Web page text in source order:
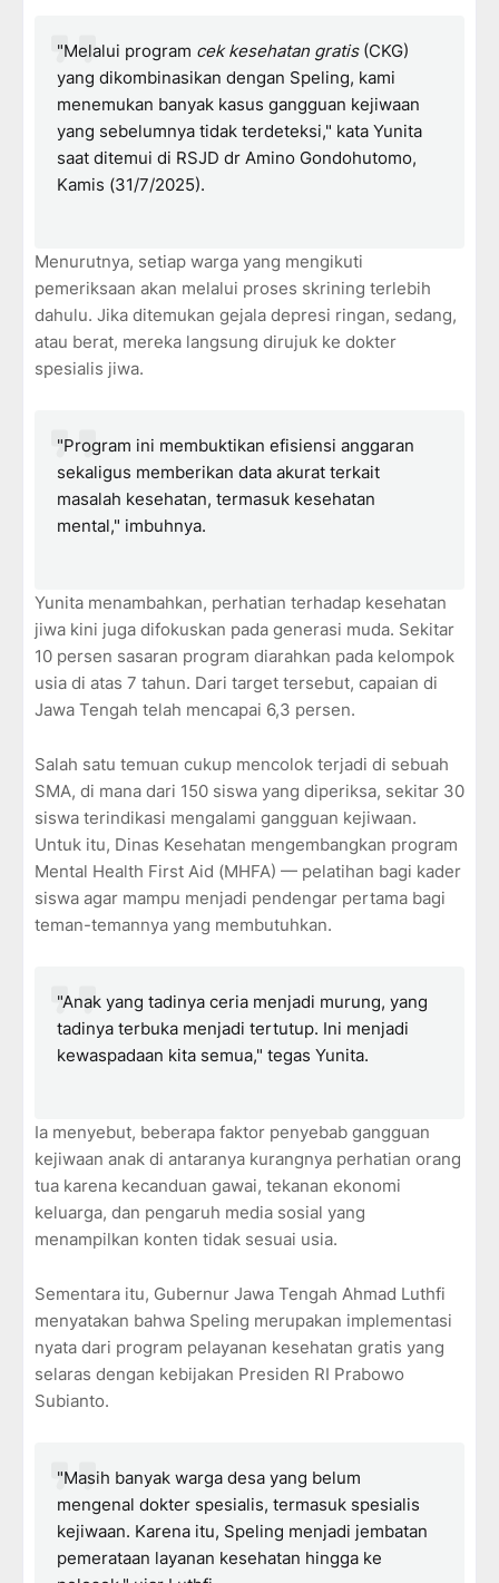
"Melalui program cek kesehatan gratis(CKG)
yang dikombinasikan dengan Speling, kami
menemukan banyak kasus gangguan kejiwaan
yang sebelumnya tidak terdeteksi," kata Yunita
saat ditemui di RSJD dr Amino Gondohutomo,
Kamis (31/7/2025).
Menurutnya, setiap warga yang mengikuti
pemeriksaan akan melalui proses skrining terlebih
dahulu. Jika ditemukan gejala depresi ringan, sedang,
atau berat, mereka langsung dirujuk ke dokter
spesialis jiwa.
"Program ini membuktikan efisiensi anggaran
sekaligus memberikan data akurat terkait
masalah kesehatan, termasuk kesehatan
mental," imbuhnya.
Yunita menambahkan, perhatian terhadap kesehatan
jiwa kini juga difokuskan pada generasi muda. Sekitar
10 persen sasaran program diarahkan pada kelompok
usia di atas 7 tahun. Dari target tersebut, capaian di
Jawa Tengah telah mencapai 6,3 persen.
Salah satu temuan cukup mencolok terjadi di sebuah
SMA, di mana dari 150 siswa yang diperiksa, sekitar 30
siswa terindikasi mengalami gangguan kejiwaan.
Untuk itu, Dinas Kesehatan mengembangkan program
Mental Health First Aid (MHFA) — pelatihan bagi kader
siswa agar mampu menjadi pendengar pertama bagi
teman-temannya yang membutuhkan.
"Anak yang tadinya ceria menjadi murung, yang
tadinya terbuka menjadi tertutup. Ini menjadi
kewaspadaan kita semua," tegas Yunita.
Ia menyebut, beberapa faktor penyebab gangguan
kejiwaan anak di antaranya kurangnya perhatian orang
tua karena kecanduan gawai, tekanan ekonomi
keluarga, dan pengaruh media sosial yang
menampilkan konten tidak sesuai usia.
Sementara itu, Gubernur Jawa Tengah Ahmad Luthfi
menyatakan bahwa Speling merupakan implementasi
nyata dari program pelayanan kesehatan gratis yang
selaras dengan kebijakan Presiden RI Prabowo
Subianto.
"Masih banyak warga desa yang belum
mengenal dokter spesialis, termasuk spesialis
kejiwaan. Karena itu, Speling menjadi jembatan
pemerataan layanan kesehatan hingga ke